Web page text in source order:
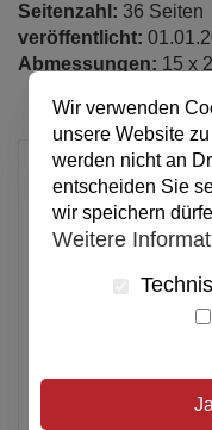
Seitenzahl: 36 Seiten
veröffentlicht:
Abmessungen: 15 x
In
Wir verwenden
unsere Website
werden nicht an
entscheiden Sie
wir speichern
Weitere